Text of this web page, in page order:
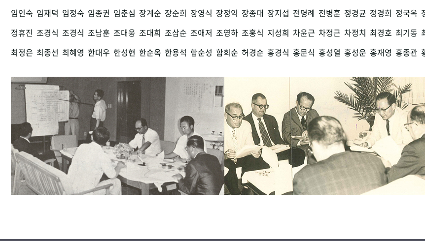
임인숙 임재덕 임정숙 임종권 임춘심 장계순 장순희 장영식 장정익 장종대 장지섭 전명례 전병훈 정경균 정경희 정국옥
정휴진 조경식 조경식 조남훈 조대웅 조대희 조삼순 조애저 조영하 조홍식 지성희 차윤근 차정근 차정치 최경호 최기동
최정은 최종선 최혜영 한대우 한성현 한순옥 한용석 함순성 함희순 허경순 홍경식 홍문식 홍성열 홍성운 홍재영 홍종관